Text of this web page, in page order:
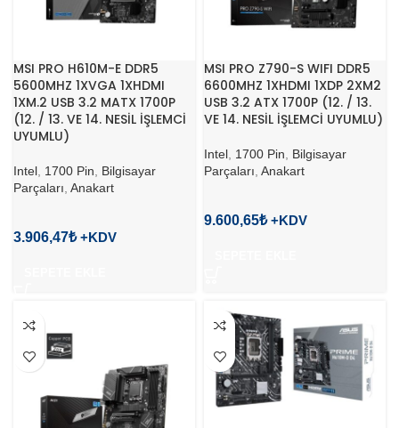
MSI PRO H610M-E DDR5
5600MHZ 1XVGA 1XHDMI
1XM.2 USB 3.2 MATX 1700P
(12. / 13. VE 14. NESİL İŞLEMCİ
UYUMLU)
Intel 1700 Pin
Bilgisayar
Parçaları Anakart
3.906,47₺
MSI PRO Z790-S WIFI DDR5
6600MHZ 1XHDMI 1XDP 2XM2
USB 3.2 ATX 1700P (12. / 13.
VE 14. NESİL İŞLEMCİ UYUMLU)
Intel 1700 Pin
Bilgisayar
Parçaları Anakart
9.600,65₺